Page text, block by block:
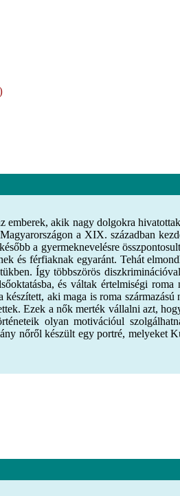
akik nagy dolgokra
a XIX. században
a gyermeknevelésre
és férfiaknak egyaránt. Tehát
Így többszörös
és váltak értelmiségi
aki maga is roma
Ezek a nők merték vállalni azt,
olyan motivációul
nőről készült egy portré,